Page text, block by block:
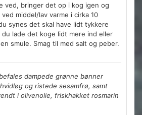
ved, bringer det op i kog igen og
middel/lav varme i cirka 10
synes det skal have lidt tykkere
du lade det koge lidt mere ind eller
smule. Smag til med salt og peber.
dampede grønne bønner
og ristede sesamfrø, samt
i olivenolie, friskhakket rosmarin